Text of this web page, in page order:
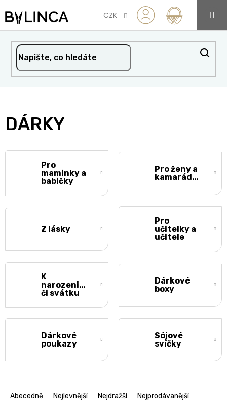
na
obsah
CZK
DÁRKY
Pro
maminky a
babičky
Pro ženy a
kamarádky
Z lásky
Pro
učitelky a
učitele
K
narozeninám
či svátku
Dárkové
boxy
Dárkové
poukazy
Sójové
svíčky
aAbecedně Nejlevnější Nejdražší Nejprodávanější